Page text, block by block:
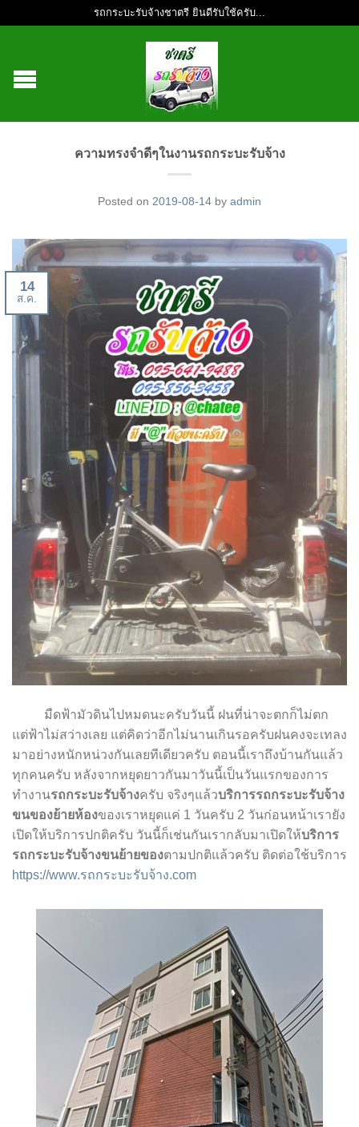
รถกระบะรับจ้างชาตรี ยินดีรับใช้ครับ...
ความทรงจำดีๆในงานรถกระบะรับจ้าง
Posted on 2019-08-14 by admin
14
ส.ค.
มืดฟ้ามัวดินไปหมดนะครับวันนี้ ฝนที่น่าจะตกก็ไม่ตก
แต่ฟ้าไม่สว่างเลย แต่คิดว่าอีกไม่นานเกินรอครับฝนคงจะเทลง
มาอย่างหนักหน่วงกันเลยทีเดียวครับ ตอนนี้เราถึงบ้านกันแล้ว
ทุกคนครับ หลังจากหยุดยาวกันมาวันนี้เป็นวันแรกของการ
ทำงานรถกระบะรับจ้างครับ จริงๆแล้วบริการรถกระบะรับจ้าง
ขนของย้ายห้องของเราหยุดแค่ 1 วันครับ 2 วันก่อนหน้าเรายัง
เปิดให้บริการปกติครับ วันนี้ก็เช่นกันเรากลับมาเปิดให้บริการ
รถกระบะรับจ้างขนย้ายของตามปกติแล้วครับ ติดต่อใช้บริการ
https://www.รถกระบะรับจ้าง.com